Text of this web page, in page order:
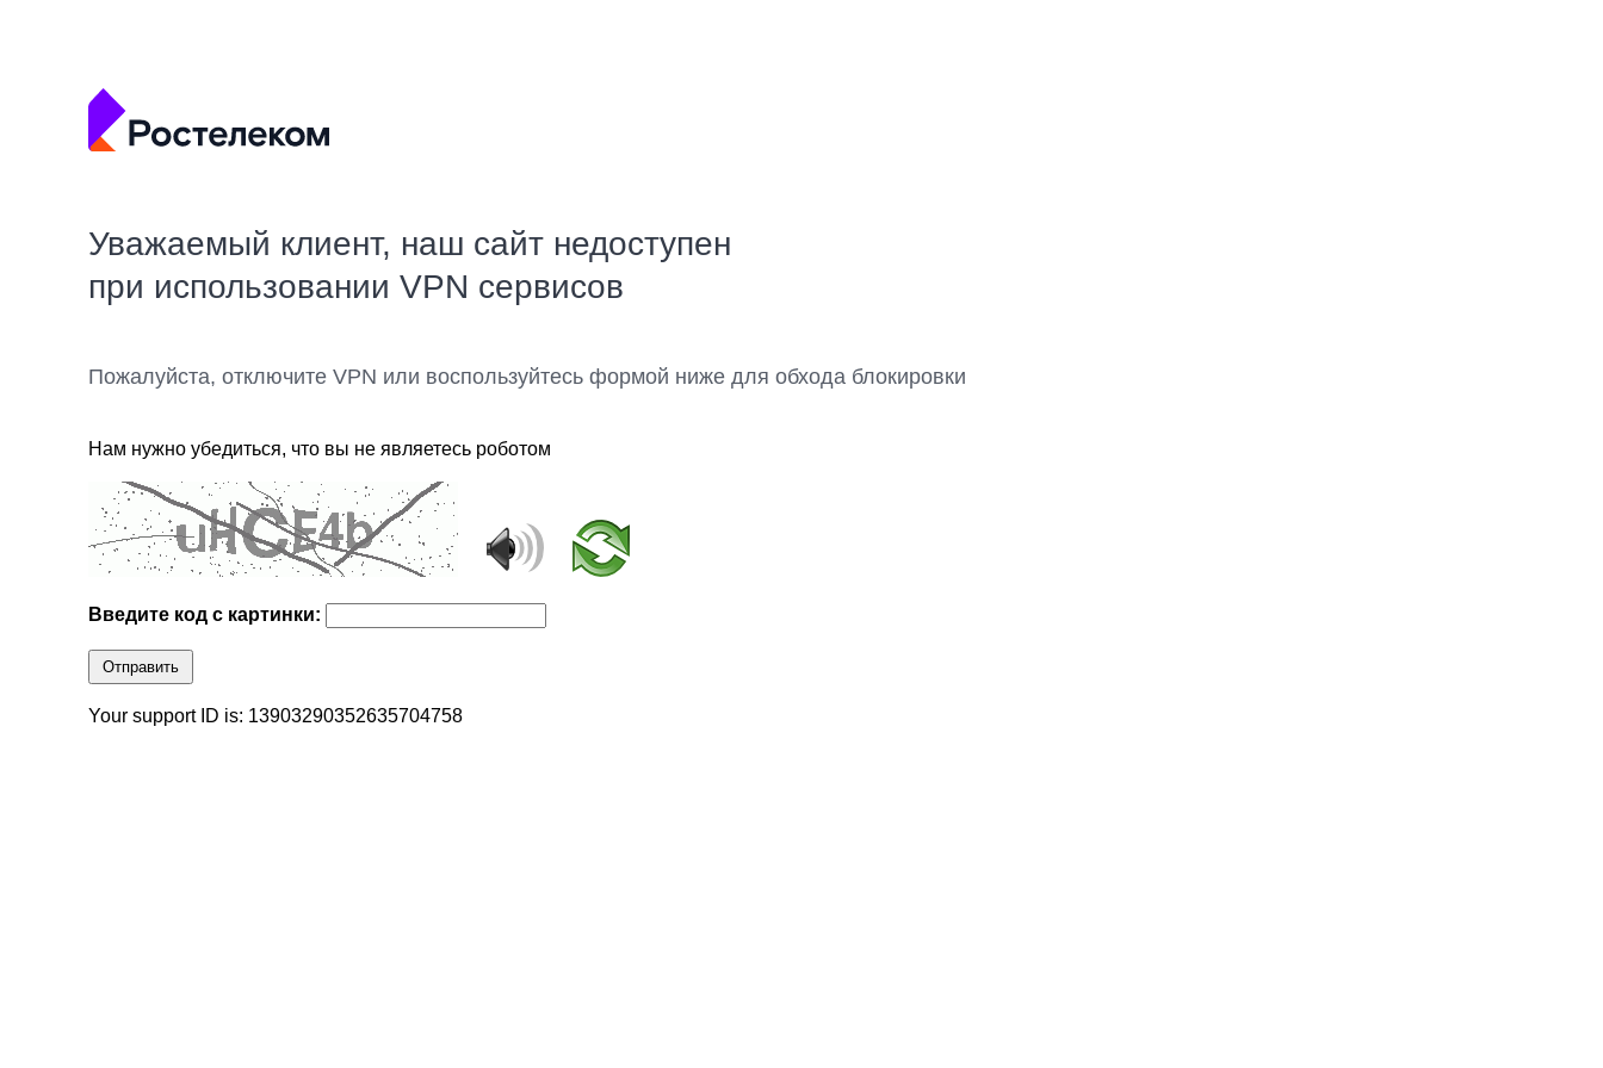
Уважаемый клиент, наш сайт недоступен
при использовании VPN сервисов
Пожалуйста, отключите VPN или воспользуйтесь формой ниже для обхода блокировки
Нам нужно убедиться, что вы не являетесь роботом
Введите код с картинки:
Отправить
Your support ID is: 13903290352635704758